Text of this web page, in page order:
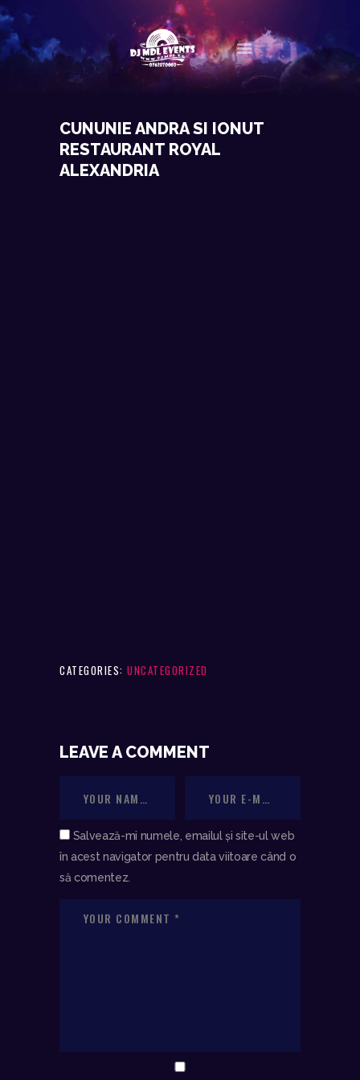
EVENIMENTE RECENTE
CONTACT
CUNUNIE ANDRA SI IONUT
RESTAURANT ROYAL
ALEXANDRIA
CATEGORIES: UNCATEGORIZED
LEAVE A COMMENT
Salvează-mi numele, emailul și site-ul web
în acest navigator pentru data viitoare când o
să comentez.